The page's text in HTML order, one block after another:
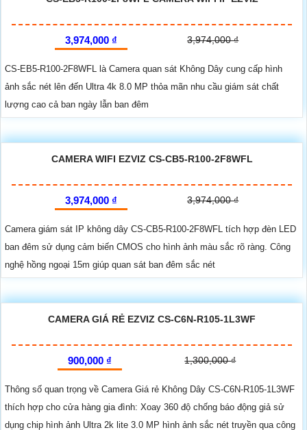
3,974,000 ₫ 3,974,000 ₫
CS-EB5-R100-2F8WFL là Camera quan sát Không Dây cung cấp hình
ảnh sắc nét lên đến Ultra 4k 8.0 MP thỏa mãn nhu cầu giám sát chất
lượng cao cả ban ngày lẫn ban đêm
CAMERA WIFI EZVIZ CS-CB5-R100-2F8WFL
3,974,000 ₫ 3,974,000 ₫
Camera giám sát IP không dây CS-CB5-R100-2F8WFL tích hợp đèn LED
ban đêm sử dụng cảm biến CMOS cho hình ảnh màu sắc rõ ràng. Công
nghệ hồng ngoại 15m giúp quan sát ban đêm sắc nét
CAMERA GIÁ RẺ EZVIZ CS-C6N-R105-1L3WF
900,000 ₫ 1,300,000 ₫
Thông số quan trọng về Camera Giá rẻ Không Dây CS-C6N-R105-1L3WF
thích hợp cho cửa hàng gia đình: Xoay 360 độ chống báo động giả sử
dụng chip hình ảnh Ultra 2k lite 3.0 MP hình ảnh sắc nét truyền qua công